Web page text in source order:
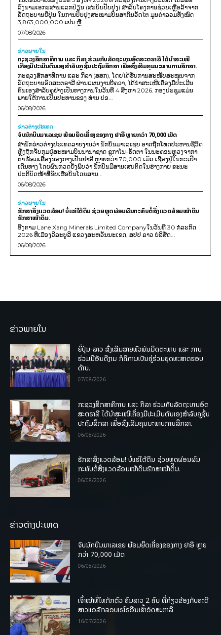
ລົງນາມເອກະສານແລກປ່ຽນ (ສະບັບປັບປຸງ) ສໍາລັບໂຄງການຊ່ວຍເຫຼືອລ້າຈາກ
ລັດຖະບານຍີ່ປຸ່ນ ໃນການປັບປຸງສະໜາມບິນສາກົນວັດໄຕ ມູນຄ່າລວມທັງໝົດ
3,863,000,000 ເຢນ ຫຼື...
07/08/2026
ຂ່າວພາຍ​ໃນ
ກະຊວງສຶກສາທິການ ແລະ ກິລາ ຮ່ວມກັບລັດຖະບານອົດສະຕຣາລີ ໄດ້ນຳສະເໜີ
ເຄື່ອງມືປະເມີນຕົນເອງສຳລັບຄູຊັ້ນປະຖົມສຶກສາ ເພື່ອສົ່ງເສີມຄຸນນະພາບການສຶກສາ.
ກະຊວງສຶກສາທິການ ແລະ ກິລາ (ສສກ), ໂດຍໄດ້ຮັບການສະໜັບສະໜູນຈາກ
ລັດຖະບານອົດສະຕຣາລີ ຜ່ານແຜນງານບີຄວາ, ໄດ້ນຳສະເໜີເຄື່ອງມືປະເມີນ
ຕົນເອງສຳລັບຄູຢ່າງເປັນທາງການໃນວັນທີ 4 ສິງຫາ 2026. ກອງປະຊຸມແມ່ນ
ພາຍໃຕ້ການເປັນປະທານຂອງ ທ່ານ ປອ...
06/08/2026
ຂ່າວຕ່າງປະເທດ
ຈັບນັກບິນມາເລເຊຍ ພ້ອມຍຶດເຄື່ອງຂອງກາງ ຢາອີ ຫຼາຍກວ່າ 70,000 ເມັດ
ສຳນັກຂ່າວຕ່າງປະເທດລາຍງານວ່າ ນັກບິນມາເລເຊຍ ອາດຖືກໂທດປະຫານຊີວິດ
ຫຼັງຖືກຈັບກຸມຢູ່ສະໜາມບິນນານາຊາດ ຊູກາໂນ-ຮັດຕາ ໃນນະຄອນຫຼວງຈາກາ
ຕາ ພ້ອມເຄື່ອງຂອງກາງເປັນຢາອີ ຫຼາຍກວ່າ 70,000 ເມັດ ເຊື່ອງຢູ່ໃນກະເປົາ
ເດີນທາງ ໂດຍຜົນກວດຍັງພົບວ່າ ນັກບິນມີສານເສບຕິດໃນຮ່າງກາຍ ຂະນະ
ປະຕິບັດໜ້າທີ່ຂັບເຮືອບິນໂດຍສານ...
06/08/2026
ຂ່າວພາຍ​ໃນ
ຮັກສາສິ່ງແວດລ້ອມ! ບໍ່ແຮ່ໃຕ້ດິນ ຊ່ວຍຫຼຸດຜ່ອນຜົນກະທົບຕໍ່ສິ່ງແວດລ້ອມໜ້າດິນ
ຮັກສາໜ້າດິນ.
ອີງຕາມ Lane Xang Minerals Limited Companyໃນວັນທີ 30 ກໍລະກົດ
2026 ທີ່ເມືອງວິລະບູລີ ແຂວງສະຫວັນນະເຂດ, ສປປ ລາວ ບໍລິສັດ...
06/08/2026
ຂ່າວພາຍໃນ
ຍີ່ປຸ່ນ-ລາວ ສົ່ງເສີມສາຍພົວພັນມິດຕະພາບ ແລະ ການ
ຮ່ວມມືອັນດີງາມ ກໍຄືການເປັນຄູ່ຮ່ວມຍຸດທະສາດຮອບ
ດ້ານ.
07/08/2026
ກະຊວງສຶກສາທິການ ແລະ ກິລາ ຮ່ວມກັບລັດຖະບານອົດ
ສະຕຣາລີ ໄດ້ນຳສະເໜີເຄື່ອງມືປະເມີນຕົນເອງສຳລັບຄູຊັ້ນ
ປະຖົມສຶກສາ ເພື່ອສົ່ງເສີມຄຸນນະພາບການສຶກສາ.
06/08/2026
ຮັກສາສິ່ງແວດລ້ອມ! ບໍ່ແຮ່ໃຕ້ດິນ ຊ່ວຍຫຼຸດຜ່ອນຜົນ
ກະທົບຕໍ່ສິ່ງແວດລ້ອມໜ້າດິນຮັກສາໜ້າດິນ.
06/08/2026
ຂ່າວຕ່າງປະເທດ
ຈັບນັກບິນມາເລເຊຍ ພ້ອມຍຶດເຄື່ອງຂອງກາງ ຢາອີ ຫຼາຍ
ກວ່າ 70,000 ເມັດ
06/08/2026
ເຈົ້າໜ້າທີ່ໄທກັກຕົວ ຄົນລາວ 2 ຄົນ ທີ່ກ່ຽວຂ້ອງກັບຄະດີ
ສາວແອລັກລອບເຮໂຣອີນເຂົ້າອົດສະຕາລີ
16/07/2026